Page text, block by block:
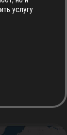
услугу